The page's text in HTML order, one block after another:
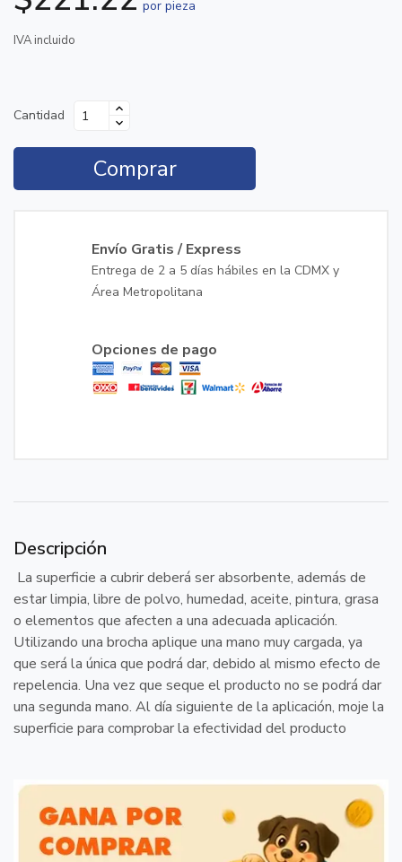
por pieza
IVA incluido
Cantidad
Comprar
Envío Gratis / Express
Entrega de 2 a 5 días hábiles en la CDMX y
Área Metropolitana
Opciones de pago
Descripción
La superficie a cubrir deberá ser absorbente, además de
estar limpia, libre de polvo, humedad, aceite, pintura, grasa
o elementos que afecten a una adecuada aplicación.
Utilizando una brocha aplique una mano muy cargada, ya
que será la única que podrá dar, debido al mismo efecto de
repelencia. Una vez que seque el producto no se podrá dar
una segunda mano. Al día siguiente de la aplicación, moje la
superficie para comprobar la efectividad del producto